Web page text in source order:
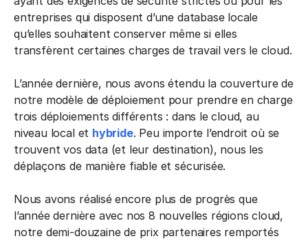
entreprises qui disposent d’une database locale
qu’elles souhaitent conserver même si elles
transfèrent certaines charges de travail vers le cloud.
L’année dernière, nous avons étendu la couverture de
notre modèle de déploiement pour prendre en charge
trois déploiements différents : dans le cloud, au
niveau local et hybride. Peu importe l’endroit où se
trouvent vos data (et leur destination), nous les
déplaçons de manière fiable et sécurisée.
Nous avons réalisé encore plus de progrès que
l’année dernière avec nos 8 nouvelles régions cloud,
notre demi-douzaine de prix partenaires remportés